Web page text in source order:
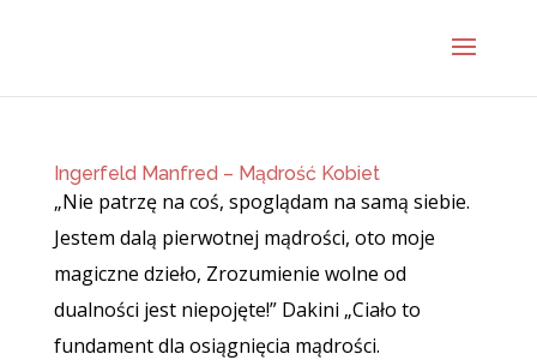
Ingerfeld Manfred – Mądrość Kobiet
„Nie patrzę na coś, spoglądam na samą siebie.
Jestem dalą pierwotnej mądrości, oto moje
magiczne dzieło, Zrozumienie wolne od
dualności jest niepojęte!” Dakini „Ciało to
fundament dla osiągnięcia mądrości.